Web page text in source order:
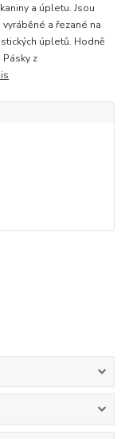
a úpletu. Jsou
a řezané na
úpletů. Hodně
z